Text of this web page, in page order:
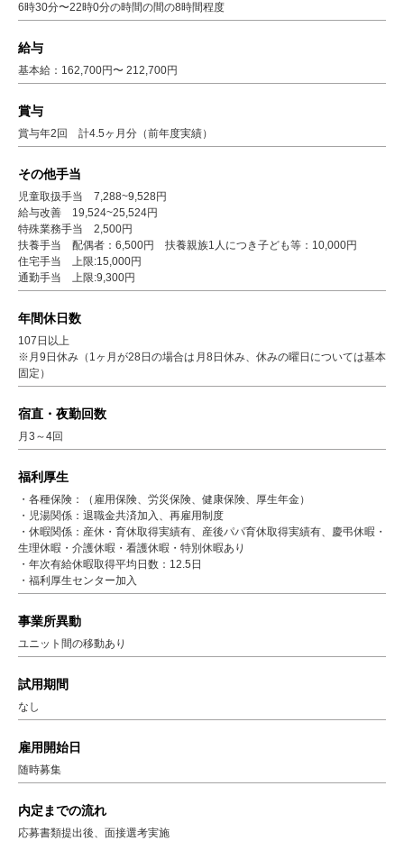
6時30分〜22時0分の時間の間の8時間程度
給与
基本給：162,700円〜 212,700円
賞与
賞与年2回 計4.5ヶ月分（前年度実績）
その他手当
児童取扱手当 7,288~9,528円
給与改善 19,524~25,524円
特殊業務手当 2,500円
扶養手当 配偶者：6,500円 扶養親族1人につき子ども等：10,000円
住宅手当 上限:15,000円
通勤手当 上限:9,300円
年間休日数
107日以上
※月9日休み（1ヶ月が28日の場合は月8日休み、休みの曜日については基本
固定）
宿直・夜勤回数
月3～4回
福利厚生
・各種保険：（雇用保険、労災保険、健康保険、厚生年金）
・児湯関係：退職金共済加入、再雇用制度
・休暇関係：産休・育休取得実績有、産後パパ育休取得実績有​​、慶弔休暇​・
生理休暇・介護休暇・看護休暇・特別休暇あり
・年次有給休暇取得平均日数：12.5日
・福利厚生センター加入
事業所異動
ユニット間の移動あり
試用期間
なし
雇用開始日
随時募集
内定までの流れ
応募書類提出後、面接選考実施